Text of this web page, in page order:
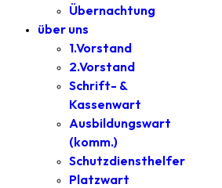
Übernachtung
über uns
1.Vorstand
2.Vorstand
Schrift- &
Kassenwart
Ausbildungswart
(komm.)
Schutzdiensthelfer
Platzwart